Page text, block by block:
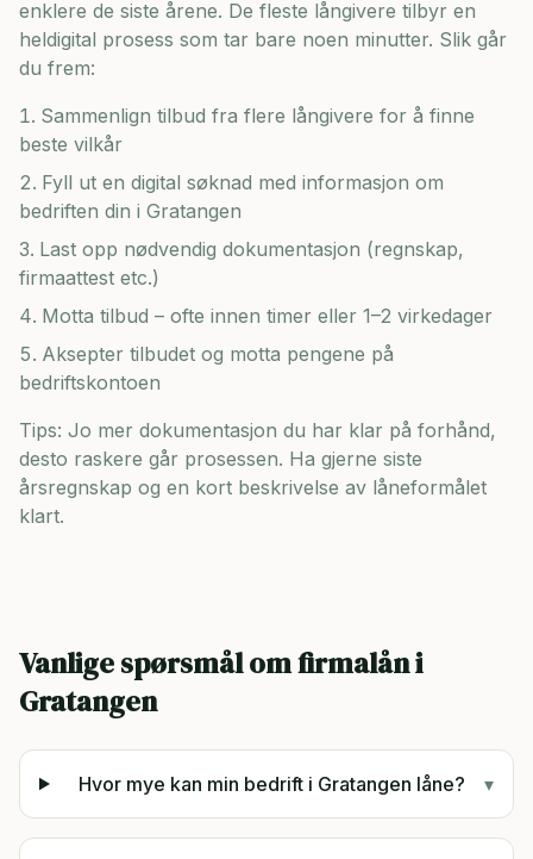
enklere de siste årene. De fleste långivere tilbyr en
heldigital prosess som tar bare noen minutter. Slik går
du frem:
Sammenlign tilbud fra flere långivere for å finne
beste vilkår
Fyll ut en digital søknad med informasjon om
bedriften din i Gratangen
Last opp nødvendig dokumentasjon (regnskap,
firmaattest etc.)
Motta tilbud – ofte innen timer eller 1–2 virkedager
Aksepter tilbudet og motta pengene på
bedriftskontoen
Tips: Jo mer dokumentasjon du har klar på forhånd,
desto raskere går prosessen. Ha gjerne siste
årsregnskap og en kort beskrivelse av låneformålet
klart.
Vanlige spørsmål om firmalån i
Gratangen
Hvor mye kan min bedrift i Gratangen låne? ▾